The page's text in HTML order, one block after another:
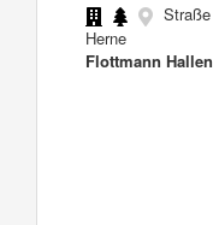
Herne
Flottmann Hallen